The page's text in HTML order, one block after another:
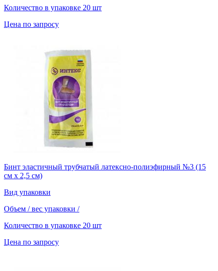
Количество в упаковке 20 шт
Цена по запросу
Бинт эластичный трубчатый латексно-полиэфирный №3 (15
см х 2,5 см)
Вид упаковки
Объем / вес упаковки /
Количество в упаковке 20 шт
Цена по запросу